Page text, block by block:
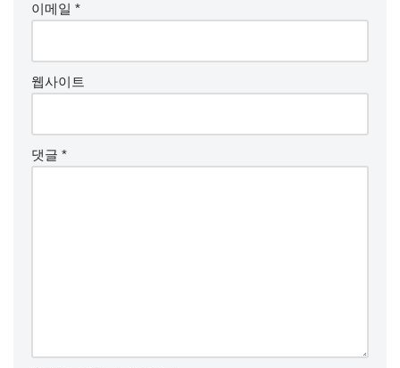
이메일 *
웹사이트
댓글 *